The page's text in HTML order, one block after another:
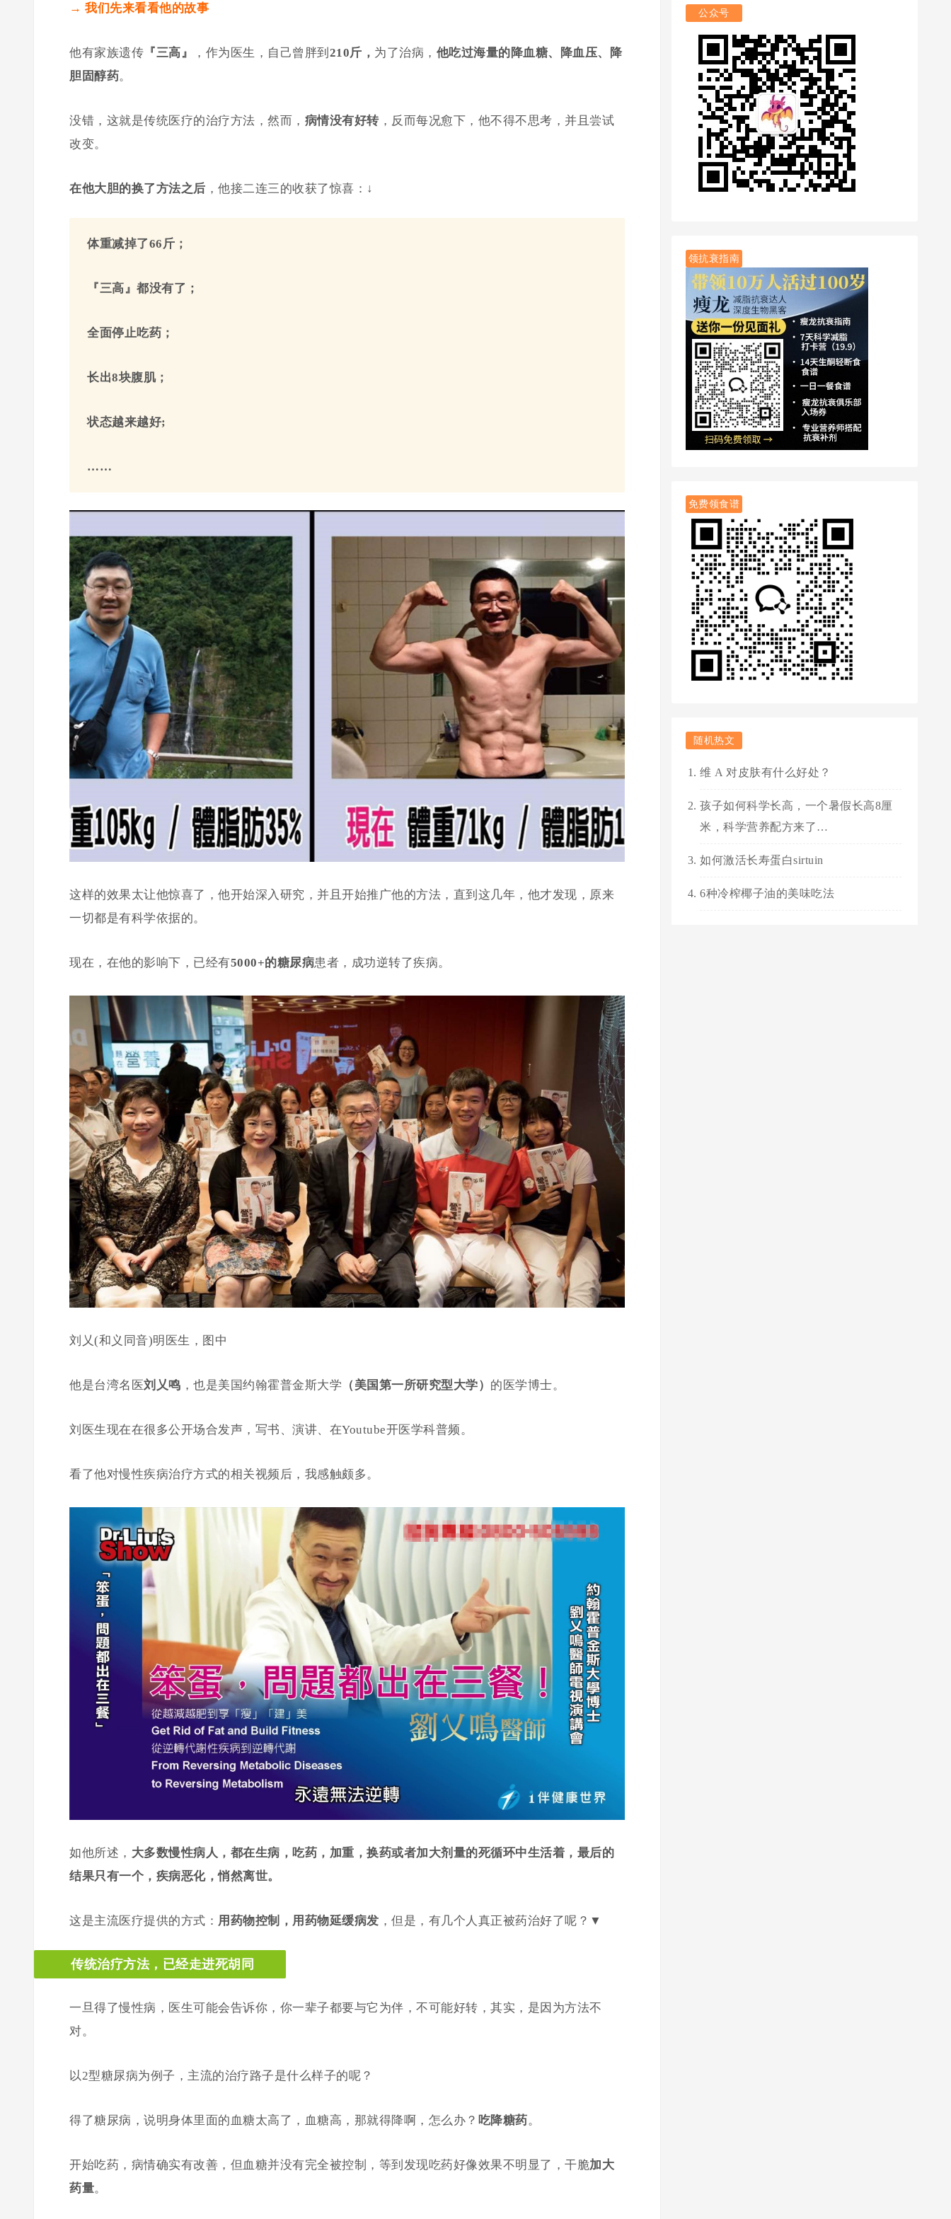
→ 我们先来看看他的故事
他有家族遗传 『三高』 ，作为医生，自己曾胖到 210斤， 为了治病， 他吃过海量的降血糖、降血压、降
胆固醇药。
没错，这就是传统医疗的治疗方法，然而， 病情没有好转，反而每况愈下，他不得不思考，并且尝试
改变。
在他大胆的换了方法之后 ，他接二连三的收获了惊喜：↓
体重减掉了66斤；
『三高』都没有了；
全面停止吃药；
长出8块腹肌；
状态越来越好;
……
这样的效果太让他惊喜了，他开始深入研究，并且开始推广他的方法，直到这几年，他才发现，原来
一切都是有科学依据的。
现在，在他的影响下，已经有5000+的糖尿病患者，成功逆转了疾病。
刘乂(和义同音)明医生，图中
他是台湾名医刘乂鸣 ，也是美国约翰霍普金斯大学 （美国第一所研究型大学） 的医学博士。
刘医生现在在很多公开场合发声，写书、演讲、在Youtube开医学科普频。
看了他对慢性疾病治疗方式的相关视频后，我感触颇多。
如他所述， 大多数慢性病人，都在生病，吃药，加重，换药或者加大剂量的死循环中生活着，最后的
结果只有一个，疾病恶化，悄然离世。
这是主流医疗提供的方式： 用 药物控制 ，用 药物延缓病发 ，但是，有几个人真正被药治好了呢？▼
传统治疗方法，已经走进死胡同
一旦得了慢性病，医生可能会告诉你，你一辈子都要与它为伴，不可能好转，其实，是因为方法不
对。
以2型糖尿病为例子，主流的治疗路子是什么样子的呢？
得了糖尿病，说明身体里面的血糖太高了，血糖高，那就得降啊，怎么办？ 吃降糖药。
开始吃药，病情确实有改善，但血糖并没有完全被控制，等到发现吃药好像效果不明显了，干脆加大
药量。
公众号
领抗衰指南
免费领食谱
随机热文
维 A 对皮肤有什么好处？
孩子如何科学长高，一个暑假长高8厘
米，科学营养配方来了…
如何激活长寿蛋白sirtuin
6种冷榨椰子油的美味吃法